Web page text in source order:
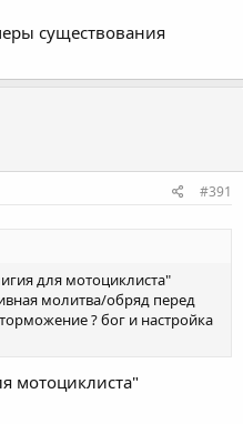
существования
#391
для мотоциклиста"
молитва/обряд перед
? бог и настройка
мотоциклиста"